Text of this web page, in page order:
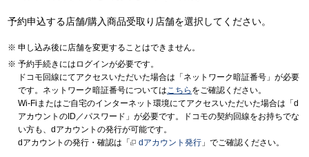
予約申込する店舗/購入商品受取り店舗を選択してください。
申し込み後に店舗を変更することはできません。
予約手続きにはログインが必要です。
ドコモ回線にてアクセスいただいた場合は「ネットワーク暗証番号」が必要
です。ネットワーク暗証番号についてはこちら をご確認ください。
Wi-Fiまたはご自宅のインターネット環境にてアクセスいただいた場合は「d
アカウントのID／パスワード」が必要です。ドコモの契約回線をお持ちでな
い方も、dアカウントの発行が可能です。
dアカウントの発行・確認は「
dアカウント発行 」でご確認ください。